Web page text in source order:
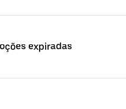
expiradas